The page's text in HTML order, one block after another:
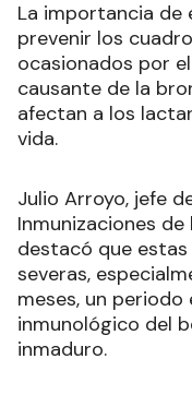
La importancia de
prevenir los
ocasionados por
causante de la
afectan a los
vida.
Julio Arroyo, jefe
Inmunizaciones
destacó que
severas,
meses, un periodo
inmunológico del
inmaduro.